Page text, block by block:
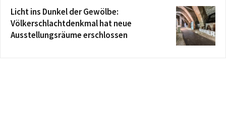
Licht ins Dunkel der Gewölbe:
Völkerschlachtdenkmal hat neue
Ausstellungsräume erschlossen